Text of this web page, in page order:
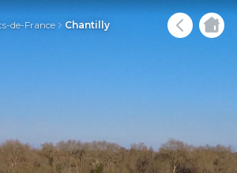
de-France Chantilly